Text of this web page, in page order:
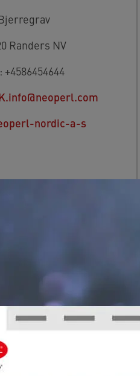
Randers NV
+4586454644
nordic-a-s
Bulgaria EOOD
Pavel
33